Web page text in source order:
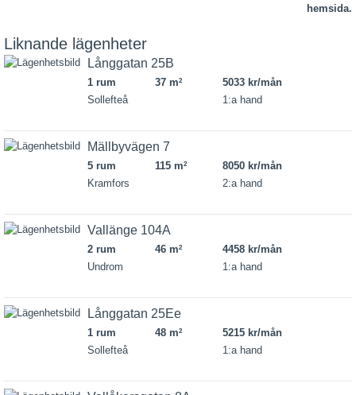
hemsida.
Liknande lägenheter
Långgatan 25B
1 rum 37 m2
5033 kr/mån
Sollefteå
1:a hand
Mällbyvägen 7
5 rum 115 m2
8050 kr/mån
Kramfors
2:a hand
Vallänge 104A
2 rum 46 m2
4458 kr/mån
Undrom
1:a hand
Långgatan 25Ee
1 rum 48 m2
5215 kr/mån
Sollefteå
1:a hand